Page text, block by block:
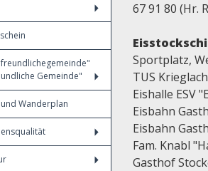
Gemeinde"
Wanderplan
67 91 80 (Hr.
Sportplatz,
TUS
Eishalle ESV
Eisbahn
Eisbahn
Fam. Knabl
Gasthof